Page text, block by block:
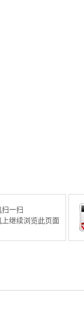
一扫
继续浏览此页面